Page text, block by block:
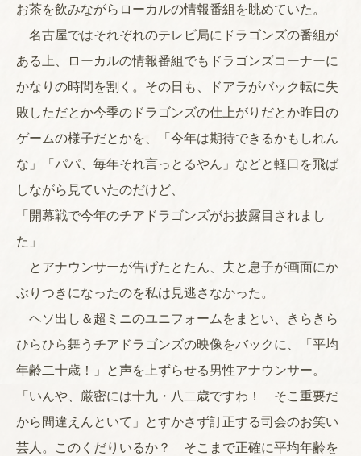
お茶を飲みながらローカルの情報番組を眺めていた。
名古屋ではそれぞれのテレビ局にドラゴンズの番組が
ある上、ローカルの情報番組でもドラゴンズコーナーに
かなりの時間を割く。その日も、ドアラがバック転に失
敗しただとか今季のドラゴンズの仕上がりだとか昨日の
ゲームの様子だとかを、「今年は期待できるかもしれん
な」「パパ、毎年それ言っとるやん」などと軽口を飛ば
しながら見ていたのだけど、
「開幕戦で今年のチアドラゴンズがお披露目されまし
た」
とアナウンサーが告げたとたん、夫と息子が画面にか
ぶりつきになったのを私は見逃さなかった。
ヘソ出し＆超ミニのユニフォームをまとい、きらきら
ひらひら舞うチアドラゴンズの映像をバックに、「平均
年齢二十歳！」と声を上ずらせる男性アナウンサー。
「いんや、厳密には十九・八二歳ですわ！ そこ重要だ
から間違えんといて」とすかさず訂正する司会のお笑い
芸人。このくだりいるか？ そこまで正確に平均年齢を